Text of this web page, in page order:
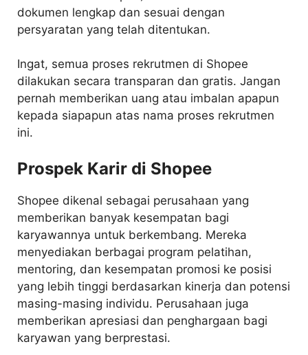
dokumen lengkap dan sesuai dengan
persyaratan yang telah ditentukan.
Ingat, semua proses rekrutmen di Shopee
dilakukan secara transparan dan gratis. Jangan
pernah memberikan uang atau imbalan apapun
kepada siapapun atas nama proses rekrutmen
ini.
Prospek Karir di Shopee
Shopee dikenal sebagai perusahaan yang
memberikan banyak kesempatan bagi
karyawannya untuk berkembang. Mereka
menyediakan berbagai program pelatihan,
mentoring, dan kesempatan promosi ke posisi
yang lebih tinggi berdasarkan kinerja dan potensi
masing-masing individu. Perusahaan juga
memberikan apresiasi dan penghargaan bagi
karyawan yang berprestasi.